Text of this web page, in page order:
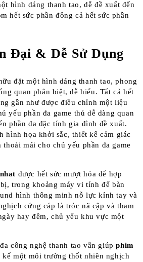
hình dáng thanh tao, dễ đề xuất đến
hết sức phần đông cả hết sức phần
Đại & Dễ Sử Dụng
đặt một hình dáng thanh tao, phong
quan phân biệt, dễ hiểu. Tất cả hết
gần như được điều chỉnh một liệu
yếu phần đa game thủ dễ dàng quan
phần đa đặc tính gia đình đề xuất.
hình họa khởi sắc, thiết kế cảm giác
mái cho chủ yếu phần đa game
được hết sức mượt hóa để hợp
trong khoảng máy vi tính để bàn
hình thông minh nỗ lực kỉnh tay và
cứng cáp là tróc nã cập và tham
hay đêm, chủ yếu khu vực một
công nghệ thanh tao vẫn giúpphim
kế một môi trường thốt nhiên nghịch